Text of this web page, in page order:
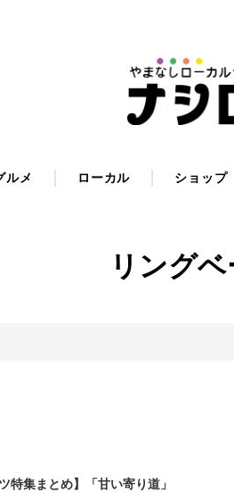
ルメ ローカル ショップ
リング
特集まとめ】「甘い寄り道」